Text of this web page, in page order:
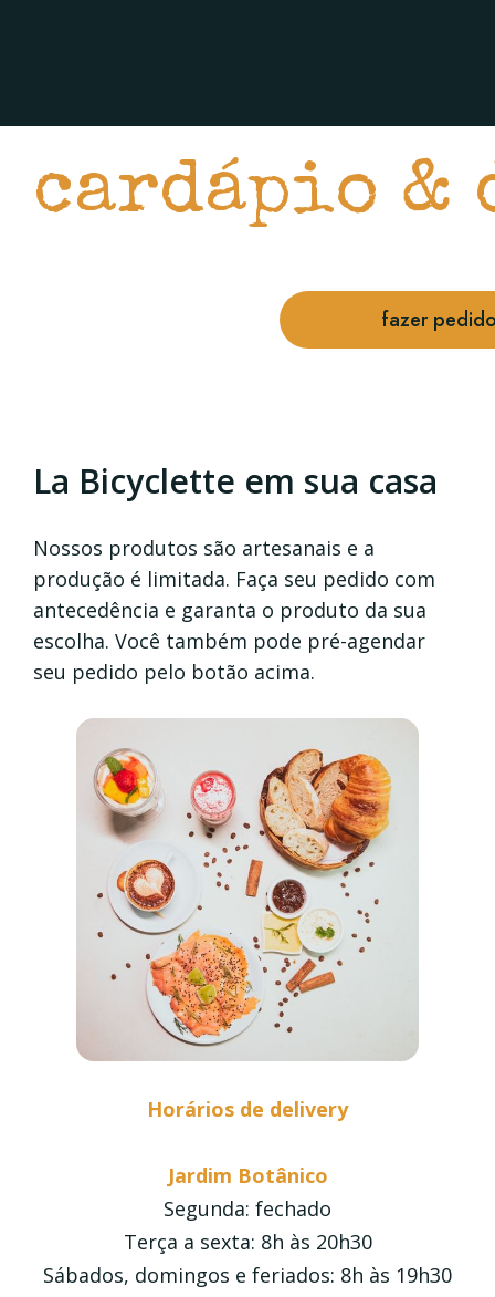
cardápio
fazer
La Bicyclette em sua casa
Nossos produtos são artesanais e a
produção é limitada. Faça seu pedido com
antecedência e garanta o produto da sua
escolha. Você também pode pré-agendar
seu pedido pelo botão acima.
Horários de delivery
Jardim Botânico
Segunda: fechado
Terça a sexta: 8h às 20h30
Sábados, domingos e feriados: 8h às 19h30